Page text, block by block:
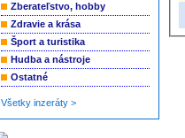
Zberateľstvo, hobby
Zdravie a krása
Šport a turistika
Hudba a nástroje
Ostatné
Všetky inzeráty >